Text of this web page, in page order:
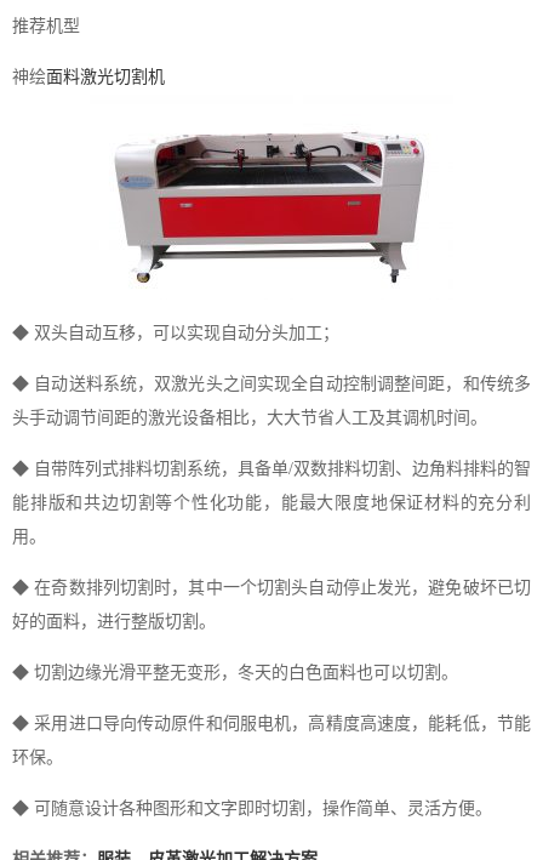
推荐机型
神绘面料激光切割机
◆ 双头自动互移，可以实现自动分头加工；
◆ 自动送料系统，双激光头之间实现全自动控制调整间距，和传统多
头手动调节间距的激光设备相比，大大节省人工及其调机时间。
◆ 自带阵列式排料切割系统，具备单/双数排料切割、边角料排料的智
能排版和共边切割等个性化功能，能最大限度地保证材料的充分利
用。
◆ 在奇数排列切割时，其中一个切割头自动停止发光，避免破坏已切
好的面料，进行整版切割。
◆ 切割边缘光滑平整无变形，冬天的白色面料也可以切割。
◆ 采用进口导向传动原件和伺服电机，高精度高速度，能耗低，节能
环保。
◆ 可随意设计各种图形和文字即时切割，操作简单、灵活方便。